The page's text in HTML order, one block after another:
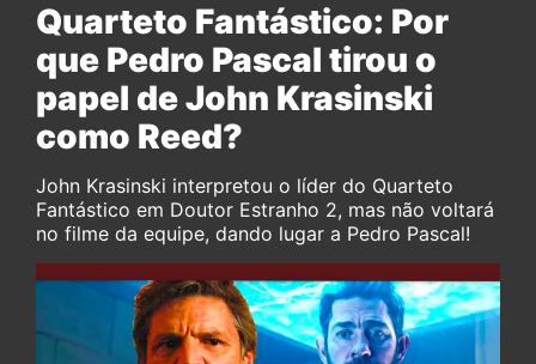
Quarteto Fantástico: Por
que Pedro Pascal tirou o
papel de John Krasinski
como Reed?
John Krasinski interpretou o líder do Quarteto
Fantástico em Doutor Estranho 2, mas não voltará
no filme da equipe, dando lugar a Pedro Pascal!